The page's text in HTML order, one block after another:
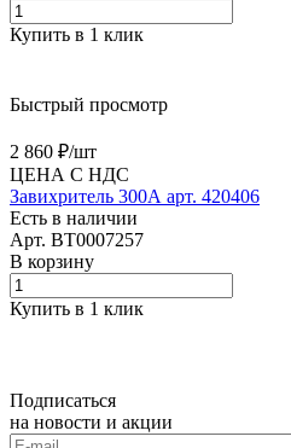
Купить в 1 клик
Быстрый просмотр
2 860 ₽/шт
ЦЕНА С НДС
Завихритель 300А арт. 420406
Есть в наличии
Арт. BT0007257
В корзину
Купить в 1 клик
Подписаться
на новости и акции